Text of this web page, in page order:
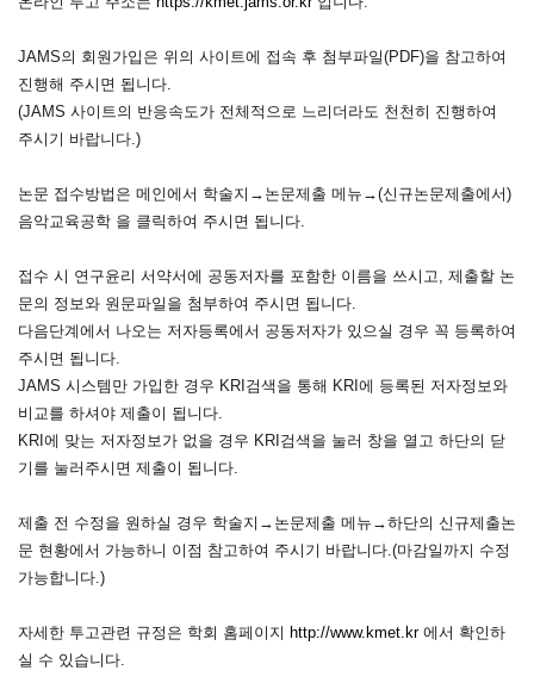
JAMS의 회원가입은 위의 사이트에 접속 후 첨부파일(PDF)을 참고하여
진행해 주시면 됩니다.
(JAMS 사이트의 반응속도가 전체적으로 느리더라도 천천히 진행하여
주시기 바랍니다.)
논문 접수방법은 메인에서 학술지→논문제출 메뉴→(신규논문제출에서)
음악교육공학 을 클릭하여 주시면 됩니다.
접수 시 연구윤리 서약서에 공동저자를 포함한 이름을 쓰시고, 제출할 논
문의 정보와 원문파일을 첨부하여 주시면 됩니다.
다음단계에서 나오는 저자등록에서 공동저자가 있으실 경우 꼭 등록하여
주시면 됩니다.
JAMS 시스템만 가입한 경우 KRI검색을 통해 KRI에 등록된 저자정보와
비교를 하셔야 제출이 됩니다.
KRI에 맞는 저자정보가 없을 경우 KRI검색을 눌러 창을 열고 하단의 닫
기를 눌러주시면 제출이 됩니다.
제출 전 수정을 원하실 경우 학술지→논문제출 메뉴→하단의 신규제출논
문 현황에서 가능하니 이점 참고하여 주시기 바랍니다.(마감일까지 수정
가능합니다.)
자세한 투고관련 규정은 학회 홈페이지 http://www.kmet.kr에서 확인하
실 수 있습니다.